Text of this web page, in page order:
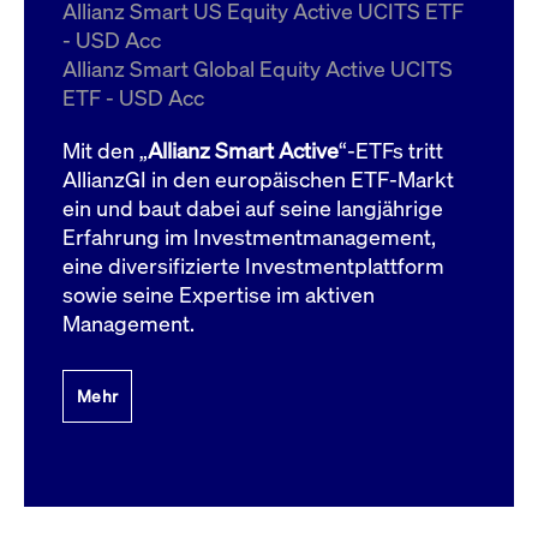
Allianz Smart US Equity Active UCITS ETF
- USD Acc
Allianz Smart Global Equity Active UCITS
ETF - USD Acc
Mit den „Allianz Smart Active“-ETFs tritt
AllianzGI in den europäischen ETF-Markt
ein und baut dabei auf seine langjährige
Erfahrung im Investmentmanagement,
eine diversifizierte Investmentplattform
sowie seine Expertise im aktiven
Management.
Mehr
ApplicationGatewayAffinityCORS
boerse.com
Domain
bis